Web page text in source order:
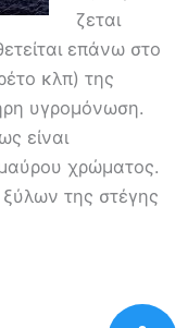
ζεται
επάνω στο
κλπ) της
υγρομόνωση.
είναι
χρώματος.
της στέγης